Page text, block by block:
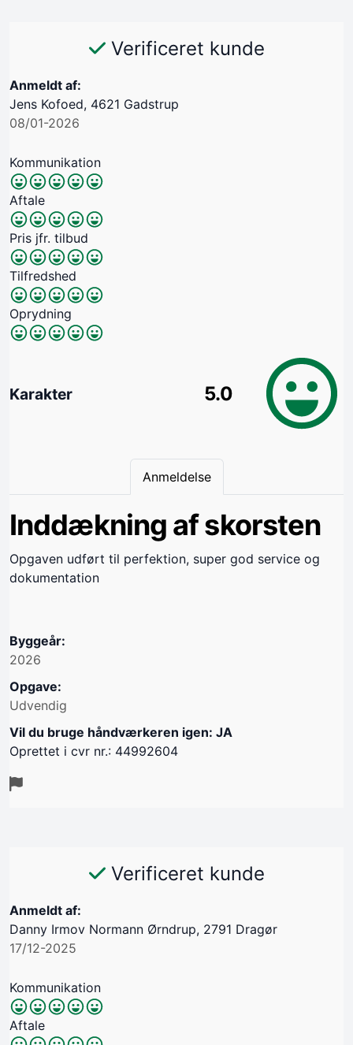
Verificeret kunde
Anmeldt af:
Jens Kofoed, 4621 Gadstrup
08/01-2026
Kommunikation
Aftale
Pris jfr. tilbud
Tilfredshed
Oprydning
Karakter 5.0
Anmeldelse
Inddækning af skorsten
Opgaven udført til perfektion, super god service og
dokumentation
Byggeår:
2026
Opgave:
Udvendig
Vil du bruge håndværkeren igen: JA
Oprettet i cvr nr.: 44992604
Verificeret kunde
Anmeldt af:
Danny Irmov Normann Ørndrup, 2791 Dragør
17/12-2025
Kommunikation
Aftale